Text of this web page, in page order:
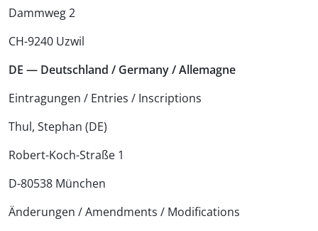
Dammweg 2
CH-9240 Uzwil
DE — Deutschland / Germany / Allemagne
Eintragungen / Entries / Inscriptions
Thul, Stephan (DE)
Robert-Koch-Straße 1
D-80538 München
Änderungen / Amendments / Modifications